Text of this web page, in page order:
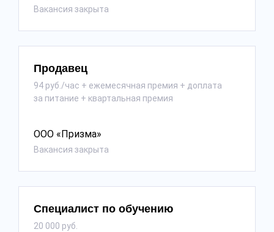
Вакансия закрыта
Продавец
94 руб./час + ежемесячная премия + доплата
за питание + квартальная премия
ООО «Призма»
Вакансия закрыта
Специалист по обучению
20 000 руб.